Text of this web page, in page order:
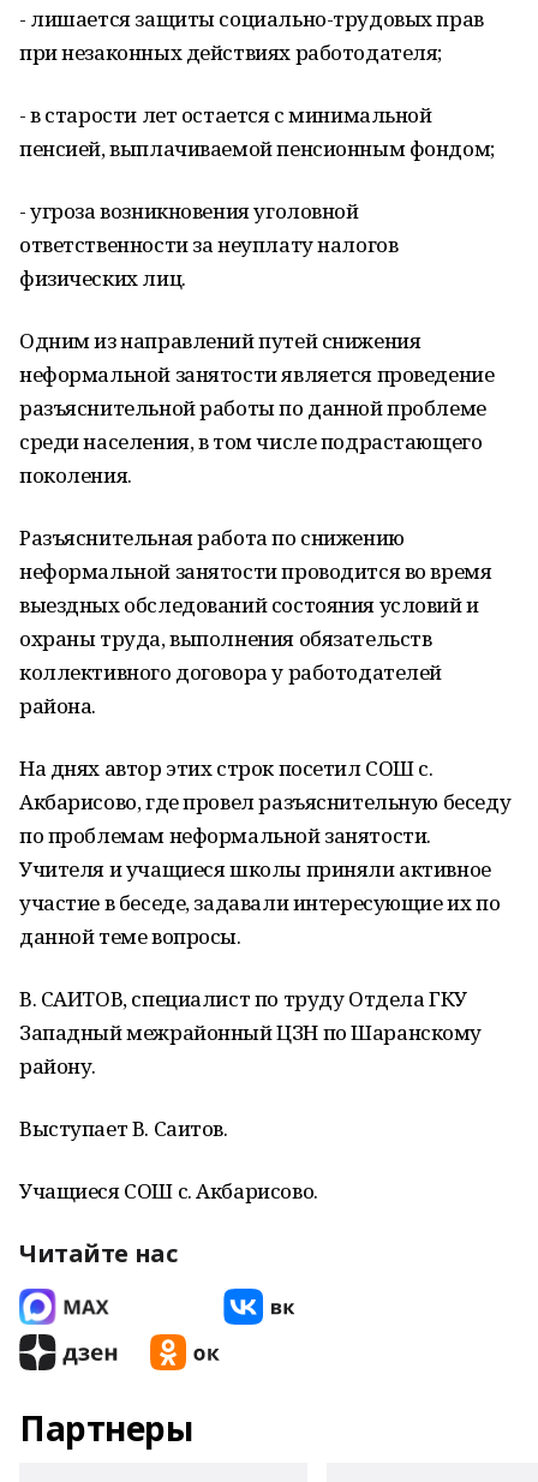
- лишается защиты социально-трудовых прав
при незаконных действиях работодателя;
- в старости лет остается с минимальной
пенсией, выплачиваемой пенсионным фондом;
- угроза возникновения уголовной
ответственности за неуплату налогов
физических лиц.
Одним из направлений путей снижения
неформальной занятости является проведение
разъяснительной работы по данной проблеме
среди населения, в том числе подрастающего
поколения.
Разъяснительная работа по снижению
неформальной занятости проводится во время
выездных обследований состояния условий и
охраны труда, выполнения обязательств
коллективного договора у работодателей
района.
На днях автор этих строк посетил СОШ с.
Акбарисово, где провел разъяснительную беседу
по проблемам неформальной занятости.
Учителя и учащиеся школы приняли активное
участие в беседе, задавали интересующие их по
данной теме вопросы.
В. САИТОВ, специалист по труду Отдела ГКУ
Западный межрайонный ЦЗН по Шаранскому
району.
Выступает В. Саитов.
Учащиеся СОШ с. Акбарисово.
Читайте нас
Партнеры